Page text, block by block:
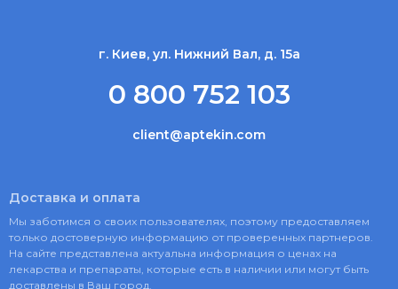
г. Киев, ул. Нижний Вал, д. 15а
0 800 752 103
client@aptekin.com
Доставка и оплата
Мы заботимся о своих пользователях, поэтому предоставляем
только достоверную информацию от проверенных партнеров.
На сайте представлена актуальна информация о ценах на
лекарства и препараты, которые есть в наличии или могут быть
доставлены в Ваш город.